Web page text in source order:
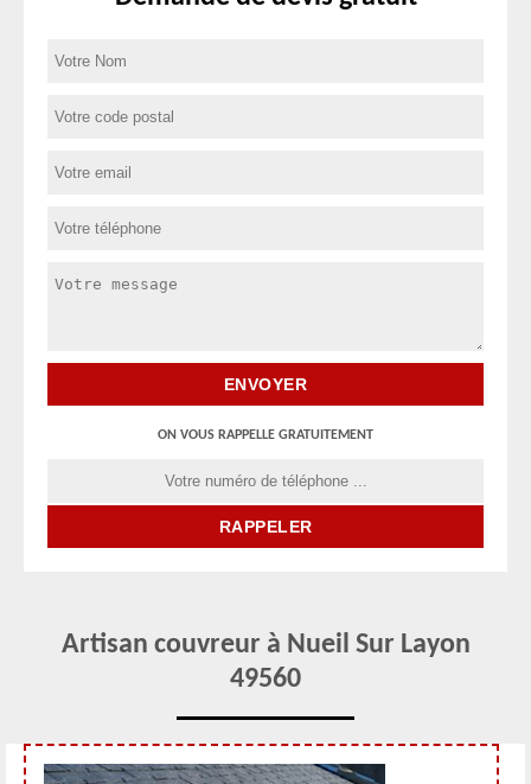
ON VOUS RAPPELLE GRATUITEMENT
Artisan couvreur à Nueil Sur Layon
49560